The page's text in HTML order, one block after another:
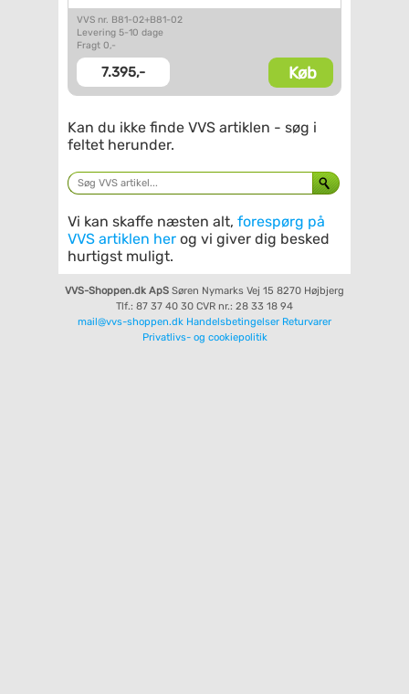
VVS nr. B81-02+B81-02
Levering 5-10 dage
Fragt 0,-
7.395,- Køb
Kan du ikke finde VVS artiklen - søg i
feltet herunder.
Vi kan skaffe næsten alt, forespørg på
VVS artiklen her og vi giver dig besked
hurtigst muligt.
VVS-Shoppen.dk ApS Søren Nymarks Vej 15 8270 Højbjerg
Tlf.: 87 37 40 30 CVR nr.: 28 33 18 94
mail@vvs-shoppen.dk Handelsbetingelser Returvarer
Privatlivs- og cookiepolitik